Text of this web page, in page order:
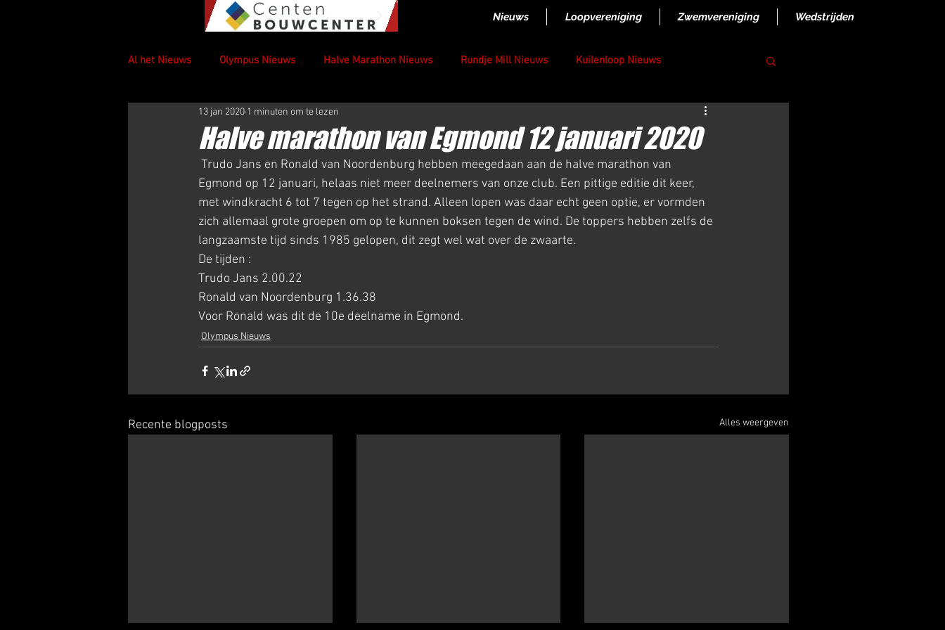
Nieuws Loopvereniging Zwemvereniging Wedstrijden
Al het Nieuws Olympus Nieuws Halve Marathon Nieuws Rundje Mill Nieuws Kuilenloop Nieuws
Halve marathon van Egmond 12 januari 2020
13 jan 2020 1 minuten om te lezen
Egmond op 12 januari, helaas niet meer deelnemers van onze club. Een pittige editie dit keer,
met windkracht 6 tot 7 tegen op het strand. Alleen lopen was daar echt geen optie, er vormden
zich allemaal grote groepen om op te kunnen boksen tegen de wind. De toppers hebben zelfs de
langzaamste tijd sinds 1985 gelopen, dit zegt wel wat over de zwaarte.
De tijden :
Trudo Jans 2.00.22
Ronald van Noordenburg 1.36.38
Voor Ronald was dit de 10e deelname in Egmond.
Olympus Nieuws
Recente blogposts Alles weergeven